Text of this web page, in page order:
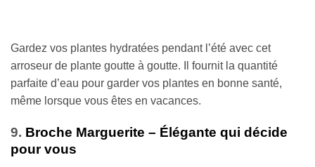
Gardez vos plantes hydratées pendant l’été avec cet
arroseur de plante goutte à goutte. Il fournit la quantité
parfaite d’eau pour garder vos plantes en bonne santé,
même lorsque vous êtes en vacances.
9. Broche Marguerite – Élégante qui décide
pour vous